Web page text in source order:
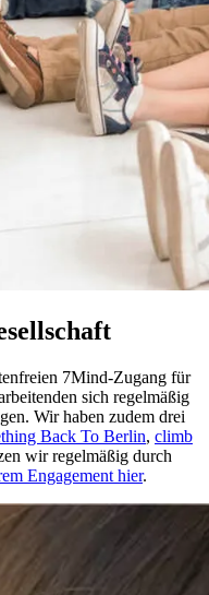
7Mind-Zugang für
sich regelmäßig
Wir haben zudem drei
Back To Berlin, climb
wir regelmäßig durch
Engagement hier.